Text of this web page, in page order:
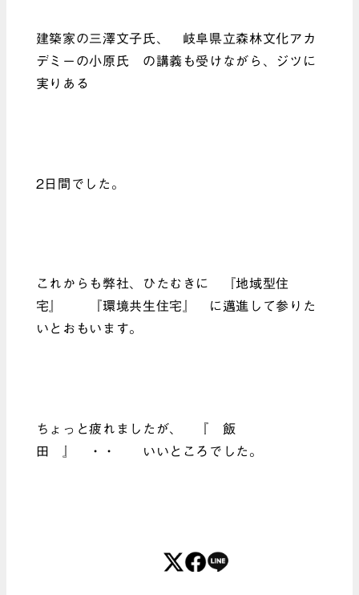
建築家の三澤文子氏、 岐阜県立森林文化アカ
デミーの小原氏 の講義も受けながら、ジツに
実りある
2日間でした。
これからも弊社、ひたむきに 『地域型住
宅』 『環境共生住宅』 に邁進して参りた
いとおもいます。
ちょっと疲れましたが、 『 飯
田 』 ・・ いいところでした。